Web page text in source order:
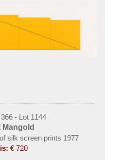
- Lot 1144
Mangold
silk screen prints 1977
€ 720